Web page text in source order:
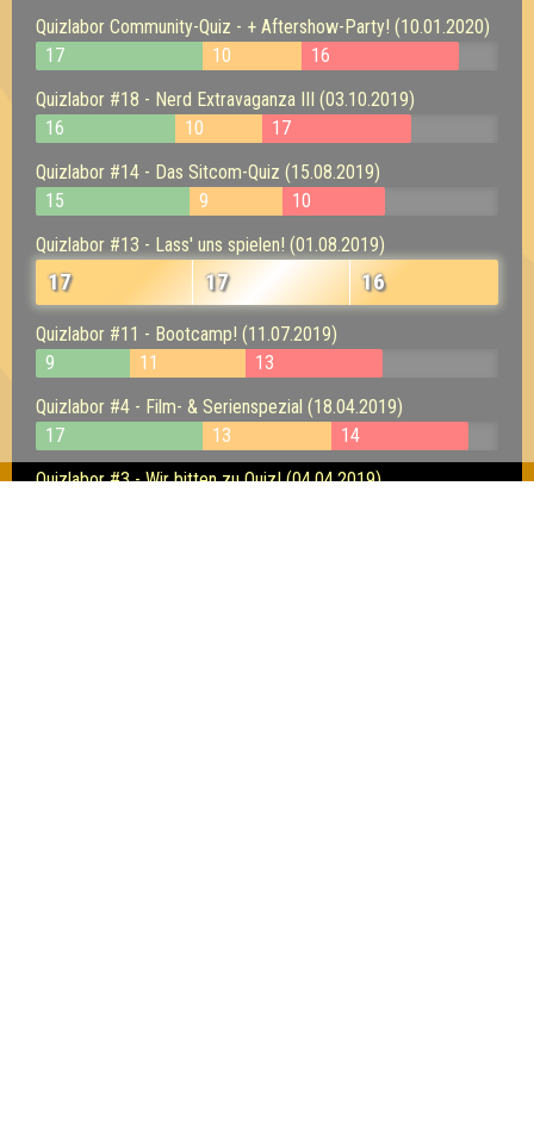
Quizlabor Community-Quiz - + Aftershow-Party! (10.01.2020)
17
10
16
Quizlabor #18 - Nerd Extravaganza III (03.10.2019)
16
10
17
Quizlabor #14 - Das Sitcom-Quiz (15.08.2019)
15
9
10
Quizlabor #13 - Lass' uns spielen! (01.08.2019)
17 17 16
Quizlabor #11 - Bootcamp! (11.07.2019)
9
11
13
Quizlabor #4 - Film- & Serienspezial (18.04.2019)
17
13
14
Quizlabor #3 - Wir bitten zu Quiz! (04.04.2019)